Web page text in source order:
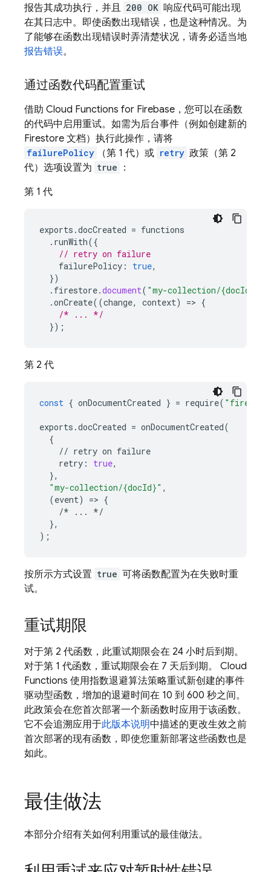
报告其成功执行，并且 200 OK 响应代码可能出现
在其日志中。即使函数出现错误，也是这种情况。为
了能够在函数出现错误时弄清楚状况，请务必适当地
报告错误。
通过函数代码配置重试
借助 Cloud Functions for Firebase ，您可以在函数
的代码中启用重试。如需为后台事件（例如创建新的
Firestore 文档）执行此操作，请将
failurePolicy （第 1 代）或 retry 政策（第 2
代）选项设置为 true
：
第 1 代
exports .docCreated = functions
. runWith({
// retry on failure
failurePolicy : true,
})
. firestore.document( "my-collection/{docId}"
.onCreate((change, context) => {
/* ... */
});
第 2 代
const { onDocumentCreated } = require(
exports .docCreated = onDocumentCreated(
{
// retry on failure
retry : true,
},
"my-collection/{docId}" ,
(event) => {
/*
...
*/
},
);
按所示方式设置 true 可将函数配置为在失败时重
试。
重试期限
对于第 2 代函数，此重试期限会在 24 小时后到期。
对于第 1 代函数，重试期限会在 7 天后到期。 Cloud
Functions 使用指数退避算法策略重试新创建的事件
驱动型函数，增加的退避时间在 10 到 600 秒之间。
此政策会在您首次部署一个新函数时应用于该函数。
它不会追溯应用于此版本说明中描述的更改生效之前
首次部署的现有函数，即使您重新部署这些函数也是
如此。
最佳做法
本部分介绍有关如何利用重试的最佳做法。